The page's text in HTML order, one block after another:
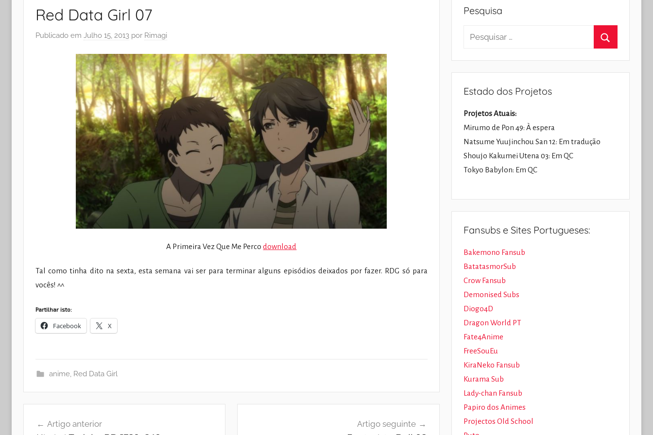
Red Data Girl 07
Publicado em Julho 15, 2013 por Rimagi
A Primeira Vez Que Me Percodownload
Tal como tinha dito na sexta, esta semana vai ser para terminar alguns episódios deixados por fazer. RDG só para
vocês! ^^
Partilhar isto:
Facebook X
anime, Red Data Girl
Artigo anterior Artigo seguinte
Pesquisa
Pesquisar
Estado dos Projetos
Projetos Atuais:
Mirumo de Pon 49: À espera
Natsume Yuujinchou San 12: Em tradução
Shoujo Kakumei Utena 03: Em QC
Tokyo Babylon: Em QC
Fansubs e Sites Portugueses:
Bakemono Fansub
BatatasmorSub
Crow Fansub
Demonised Subs
Diogo4D
Dragon World PT
Fate4Anime
FreeSouEu
KiraNeko Fansub
Kurama Sub
Lady-chan Fansub
Papiro dos Animes
Projectos Old School